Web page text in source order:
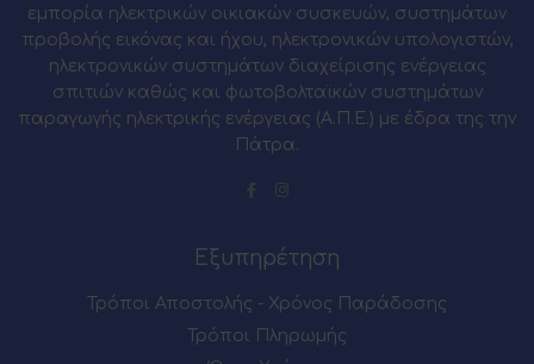
εμπορία ηλεκτρικών οικιακών συσκευών, συστημάτων
προβολής εικόνας και ήχου, ηλεκτρονικών υπολογιστών,
ηλεκτρονικών συστημάτων διαχείρισης ενέργειας
σπιτιών καθώς και φωτοβολταϊκών συστημάτων
παραγωγής ηλεκτρικής ενέργειας (Α.Π.Ε.) με έδρα της την
Πάτρα.
Εξυπηρέτηση
Τρόποι Αποστολής - Χρόνος Παράδοσης
Τρόποι Πληρωμής